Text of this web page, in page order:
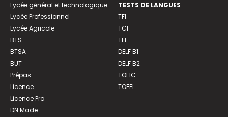
Lycée général et technologique
Lycée Professionnel
Lycée Agricole
BTS
BTSA
BUT
Prépas
Licence
Licence Pro
DN Made
TESTS DE LANGUES
TFI
TCF
TEF
DELF B1
DELF B2
TOEIC
TOEFL